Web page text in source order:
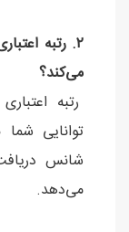
۲. رتبه
می‌کند؟
رتبه
توانایی شما
شانس
می‌دهد.